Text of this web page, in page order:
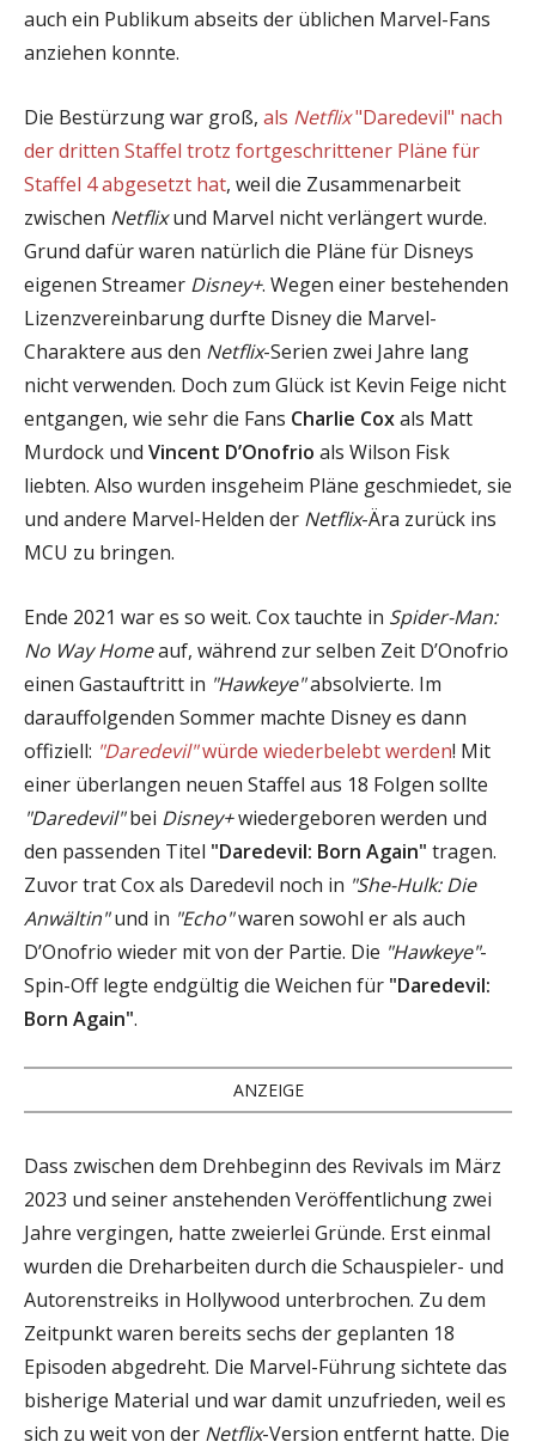
auch ein Publikum abseits der üblichen Marvel-Fans
anziehen konnte.
Die Bestürzung war groß, als Netflix"Daredevil" nach
der dritten Staffel trotz fortgeschrittener Pläne für
Staffel 4 abgesetzt hat, weil die Zusammenarbeit
zwischen Netflixund Marvel nicht verlängert wurde.
Grund dafür waren natürlich die Pläne für Disneys
eigenen Streamer Disney+. Wegen einer bestehenden
Lizenzvereinbarung durfte Disney die Marvel-
Charaktere aus den Netflix-Serien zwei Jahre lang
nicht verwenden. Doch zum Glück ist Kevin Feige nicht
entgangen, wie sehr die Fans Charlie Coxals Matt
Murdock und Vincent D’Onofrio als Wilson Fisk
liebten. Also wurden insgeheim Pläne geschmiedet, sie
und andere Marvel-Helden der Netflix-Ära zurück ins
MCU zu bringen.
Ende 2021 war es so weit. Cox tauchte in Spider-Man:
No Way Homeauf, während zur selben Zeit D’Onofrio
einen Gastauftritt in "Hawkeye"absolvierte. Im
darauffolgenden Sommer machte Disney es dann
offiziell: "Daredevil"würde wiederbelebt werden! Mit
einer überlangen neuen Staffel aus 18 Folgen sollte
"Daredevil"bei Disney+wiedergeboren werden und
den passenden Titel "Daredevil: Born Again" tragen.
Zuvor trat Cox als Daredevil noch in "She-Hulk: Die
Anwältin"und in "Echo"waren sowohl er als auch
D’Onofrio wieder mit von der Partie. Die "Hawkeye"-
Spin-Off legte endgültig die Weichen für "Daredevil:
Born Again".
ANZEIGE
Dass zwischen dem Drehbeginn des Revivals im März
2023 und seiner anstehenden Veröffentlichung zwei
Jahre vergingen, hatte zweierlei Gründe. Erst einmal
wurden die Dreharbeiten durch die Schauspieler- und
Autorenstreiks in Hollywood unterbrochen. Zu dem
Zeitpunkt waren bereits sechs der geplanten 18
Episoden abgedreht. Die Marvel-Führung sichtete das
bisherige Material und war damit unzufrieden, weil es
sich zu weit von der Netflix-Version entfernt hatte. Die